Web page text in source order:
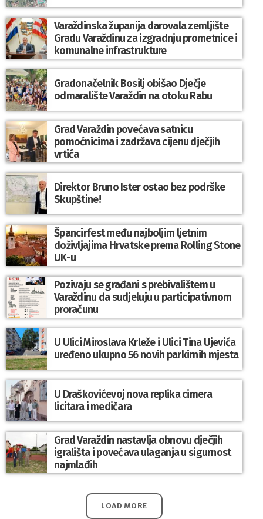
Varaždinska županija darovala zemljište
Gradu Varaždinu za izgradnju prometnice i
komunalne infrastrukture
Gradonačelnik Bosilj obišao Dječje
odmaralište Varaždin na otoku Rabu
Grad Varaždin povećava satnicu
pomoćnicima i zadržava cijenu dječjih
vrtića
Direktor Bruno Ister ostao bez podrške
Skupštine!
Špancirfest među najboljim ljetnim
doživljajima Hrvatske prema Rolling Stone
UK-u
Pozivaju se građani s prebivalištem u
Varaždinu da sudjeluju u participativnom
proračunu
U Ulici Miroslava Krleže i Ulici Tina Ujevića
uređeno ukupno 56 novih parkirnih mjesta
U Draškovićevoj nova replika cimera
licitara i medičara
Grad Varaždin nastavlja obnovu dječjih
igrališta i povećava ulaganja u sigurnost
najmlađih
LOAD MORE